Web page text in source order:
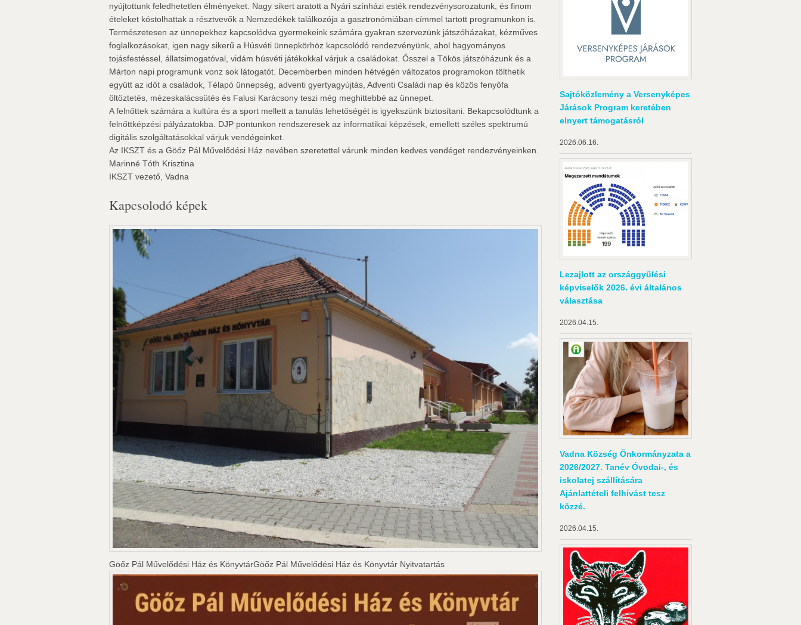
nyújtottunk feledhetetlen élményeket. Nagy sikert aratott a Nyári színházi esték rendezvénysorozatunk, és finom
ételeket kóstolhattak a résztvevők a Nemzedékek találkozója a gasztronómiában címmel tartott programunkon is.
Természetesen az ünnepekhez kapcsolódva gyermekeink számára gyakran szervezünk játszóházakat, kézműves
foglalkozásokat, igen nagy sikerű a Húsvéti ünnepkörhöz kapcsolódó rendezvényünk, ahol hagyományos
tojásfestéssel, állatsimogatóval, vidám húsvéti játékokkal várjuk a családokat. Ősszel a Tökös játszóházunk és a
Márton napi programunk vonz sok látogatót. Decemberben minden hétvégén változatos programokon tölthetik
együtt az időt a családok, Télapó ünnepség, adventi gyertyagyújtás, Adventi Családi nap és közös fenyőfa
öltöztetés, mézeskalácssütés és Falusi Karácsony teszi még meghittebbé az ünnepet.
A felnőttek számára a kultúra és a sport mellett a tanulás lehetőségét is igyekszünk biztosítani. Bekapcsolódtunk a
felnőttképzési pályázatokba. DJP pontunkon rendszeresek az informatikai képzések, emellett széles spektrumú
digitális szolgáltatásokkal várjuk vendégeinket.
Az IKSZT és a Göőz Pál Művelődési Ház nevében szeretettel várunk minden kedves vendéget rendezvényeinken.
Marinné Tóth Krisztina
IKSZT vezető, Vadna
Kapcsolodó képek
Göőz Pál Művelődési Ház és KönyvtárGöőz Pál Művelődési Ház és Könyvtár Nyitvatartás
Sajtóközlemény a Versenyképes
Járások Program keretében
elnyert támogatásról
2026.06.16.
Lezajlott az országgyűlési
képviselők 2026. évi általános
választása
2026.04.15.
Vadna Község Önkormányzata a
2026/2027. Tanév Óvodai-, és
iskolatej szállítására
Ajánlattételi felhívást tesz
közzé.
2026.04.15.